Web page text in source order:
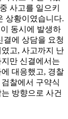
사고를 일으키
상황이였습니다.
동시에 발생하
결에 상담을 요청
고, 사고까지 난
만 신결에서는
대응했고, 경찰
찰에서 구약식
방향으로 사건